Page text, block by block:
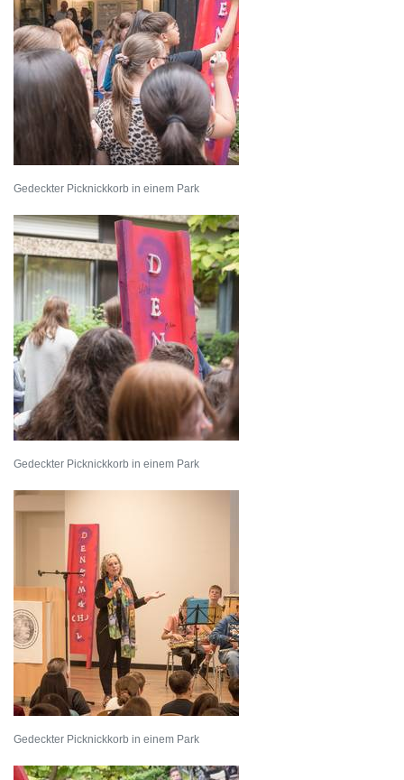
Gedeckter Picknickkorb in einem Park
Gedeckter Picknickkorb in einem Park
Gedeckter Picknickkorb in einem Park